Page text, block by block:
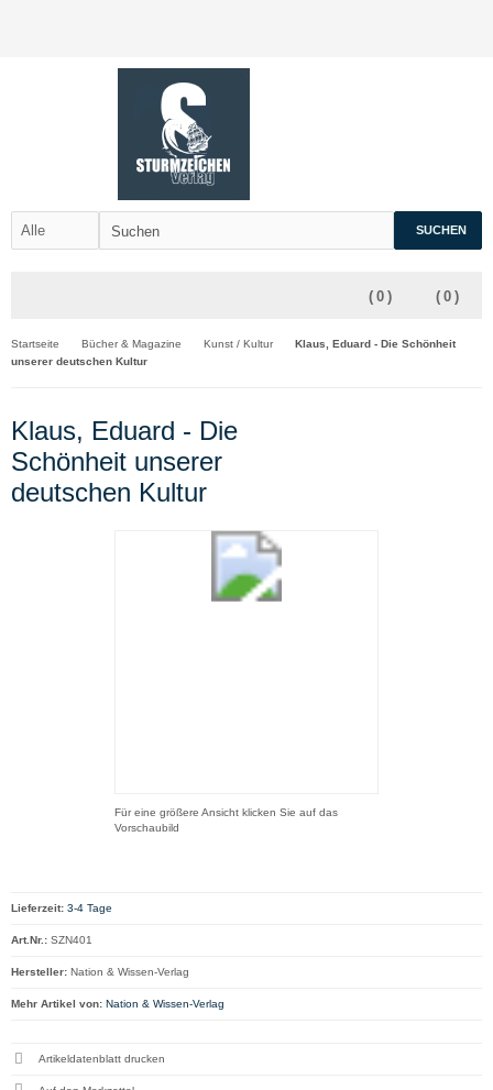
SUCHEN
( 0 )
( 0 )
Startseite Bücher & Magazine Kunst / Kultur
Klaus, Eduard - Die Schönheit
unserer deutschen Kultur
Klaus, Eduard - Die
Schönheit unserer
deutschen Kultur
Für eine größere Ansicht klicken Sie auf das
Vorschaubild
Lieferzeit: 3-4 Tage
Art.Nr.: SZN401
Hersteller: Nation & Wissen-Verlag
Mehr Artikel von: Nation & Wissen-Verlag
Artikeldatenblatt drucken